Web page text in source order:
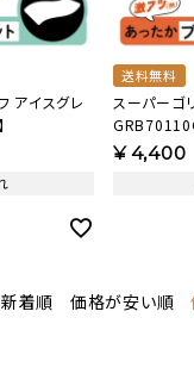
アイスグレ
送料無料
スーパーゴ
¥4,400
新着順 価格が安い順